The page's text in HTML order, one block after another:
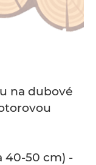
na dubové
40-50 cm) -